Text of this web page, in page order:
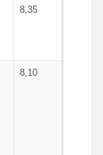
8,35
8,10